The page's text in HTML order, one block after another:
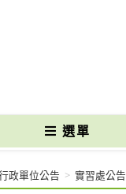
選單
政單位公告 > 實習處公告